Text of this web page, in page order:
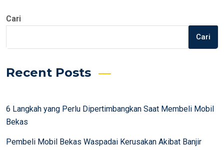
Cari
Cari
Recent Posts
6 Langkah yang Perlu Dipertimbangkan Saat Membeli Mobil
Bekas
Pembeli Mobil Bekas Waspadai Kerusakan Akibat Banjir